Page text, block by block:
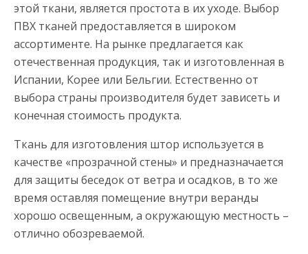
этой ткани, является простота в их уходе. Выбор
ПВХ тканей предоставляется в широком
ассортименте. На рынке предлагается как
отечественная продукция, так и изготовленная в
Испании, Корее или Бельгии. Естественно от
выбора страны производителя будет зависеть и
конечная стоимость продукта.
Ткань для изготовления штор используется в
качестве «прозрачной стены» и предназначается
для защиты беседок от ветра и осадков, в то же
время оставляя помещение внутри веранды
хорошо освещенным, а окружающую местность –
отлично обозреваемой.